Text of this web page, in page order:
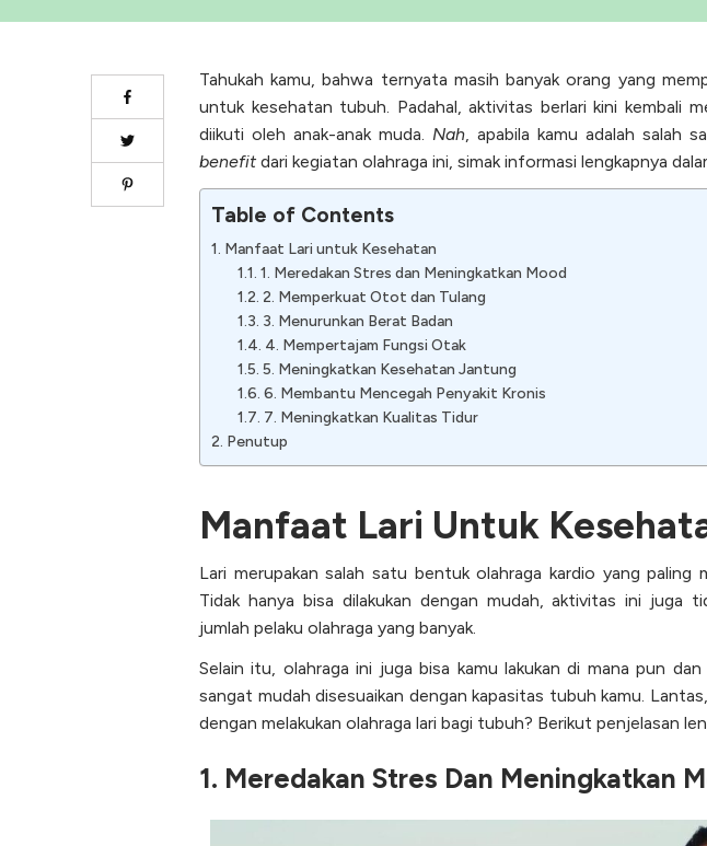
Tahukah kamu, bahwa ternyata masih banyak orang yang
untuk kesehatan tubuh. Padahal, aktivitas berlari kini kembali
diikuti oleh anak-anak muda. Nah, apabila kamu adalah salah
benefit dari kegiatan olahraga ini, simak informasi lengkapnya
Table of Contents
Manfaat Lari untuk Kesehatan
1. Meredakan Stres dan Meningkatkan Mood
2. Memperkuat Otot dan Tulang
3. Menurunkan Berat Badan
4. Mempertajam Fungsi Otak
5. Meningkatkan Kesehatan Jantung
6. Membantu Mencegah Penyakit Kronis
7. Meningkatkan Kualitas Tidur
Penutup
Manfaat Lari Untuk
Lari merupakan salah satu bentuk olahraga kardio yang paling
Tidak hanya bisa dilakukan dengan mudah, aktivitas ini juga
jumlah pelaku olahraga yang banyak.
Selain itu, olahraga ini juga bisa kamu lakukan di mana pun
sangat mudah disesuaikan dengan kapasitas tubuh kamu.
dengan melakukan olahraga lari bagi tubuh? Berikut penjelasan
1. Meredakan Stres Dan Meningkatkan